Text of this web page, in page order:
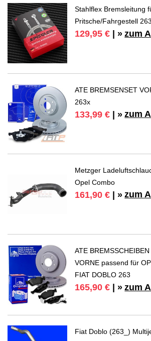
Stahlflex Bremsleitung
Pritsche/Fahrgestell
129,95 € | » zum
ATE BREMSENSET
263x
133,99 € | » zum
Metzger
Opel Combo
161,90 € | » zum
ATE
VORNE passend für
FIAT DOBLO 263
165,90 € | » zum
Fiat Doblo (263_)